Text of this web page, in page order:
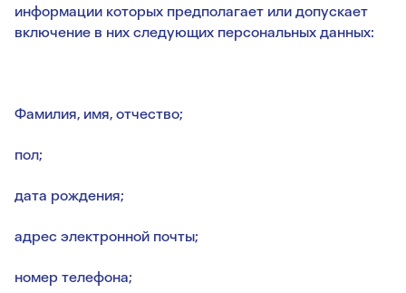
информации которых предполагает или допускает
включение в них следующих персональных данных:
Фамилия, имя, отчество;
пол;
дата рождения;
адрес электронной почты;
номер телефона;